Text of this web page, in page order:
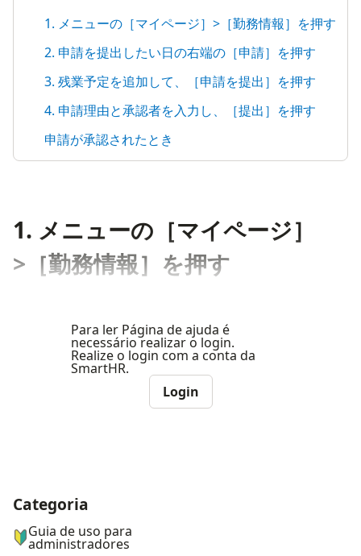
1. メニューの［マイページ］>［勤務情報］を押す
2. 申請を提出したい日の右端の［申請］を押す
3. 残業予定を追加して、［申請を提出］を押す
4. 申請理由と承認者を入力し、［提出］を押す
申請が承認されたとき
1. メニューの［マイページ］
>［勤務情報］を押す
Para ler Página de ajuda é
necessário realizar o login.
Realize o login com a conta da
SmartHR.
Login
ナビゲーションメニュー
Categoria
Guia de uso para
administradores